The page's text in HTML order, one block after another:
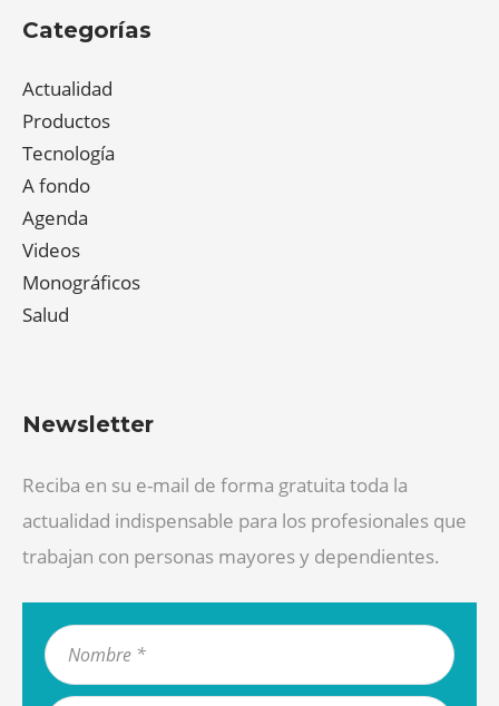
Categorías
Actualidad
Productos
Tecnología
A fondo
Agenda
Videos
Monográficos
Salud
Newsletter
Reciba en su e-mail de forma gratuita toda la
actualidad indispensable para los profesionales que
trabajan con personas mayores y dependientes.